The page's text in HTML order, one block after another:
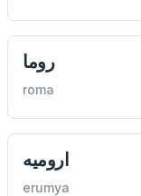
روما
roma
اروميه
erumya